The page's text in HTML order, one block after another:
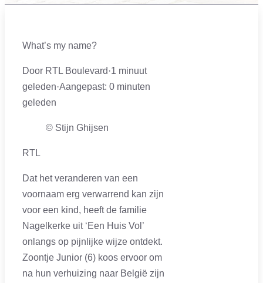
What’s my name?
Door RTL Boulevard ·1 minuut
geleden·Aangepast: 0 minuten
geleden
© Stijn Ghijsen
RTL
Dat het veranderen van een
voornaam erg verwarrend kan zijn
voor een kind, heeft de familie
Nagelkerke uit ‘Een Huis Vol’
onlangs op pijnlijke wijze ontdekt.
Zoontje Junior (6) koos ervoor om
na hun verhuizing naar België zijn